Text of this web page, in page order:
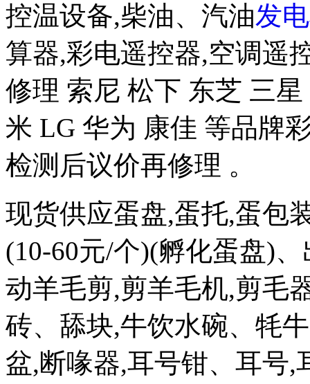
控温设备,柴油、汽油发
算器,彩电遥控器,空调遥
修理 索尼 松下 东芝 三
米 LG 华为 康佳 等品牌
检测后议价再修理 。
现货供应蛋盘,蛋托,蛋包
(10-60元/个)(孵化蛋盘)
动羊毛剪,剪羊毛机,剪毛
砖、舔块,牛饮水碗、牦
盆,断喙器,耳号钳、耳号,